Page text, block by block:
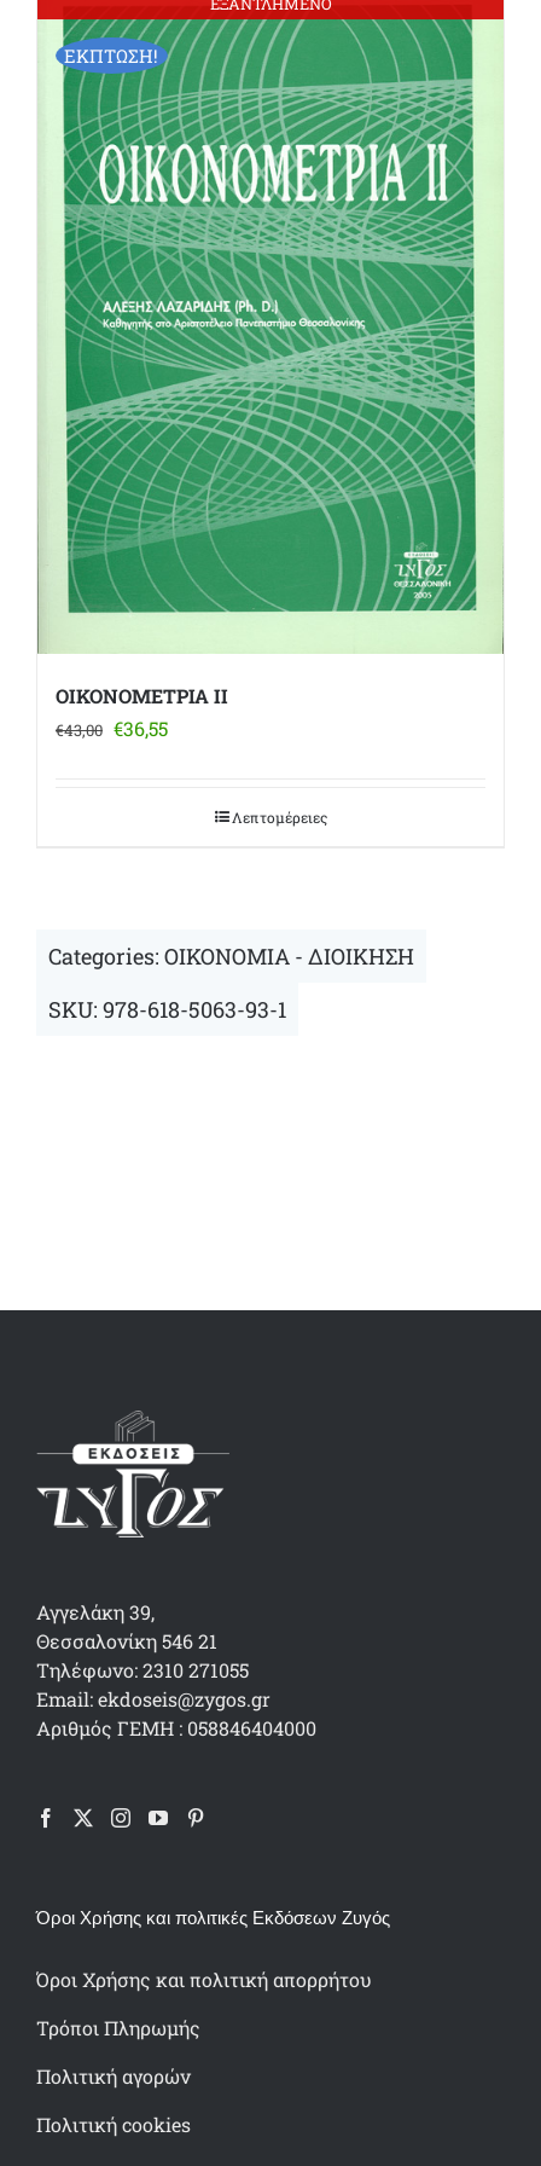
ΕΚΠΤΩΣΗ!
ΟΙΚΟΝΟΜΕΤΡΙΑ ΙΙ
€43,00 Original
€36,55Η
Λεπτομέρειες
Categories: ΟΙΚΟΝΟΜΙΑ - ΔΙΟΙΚΗΣΗ
SKU: 978-618-5063-93-1
Αγγελάκη 39,
Θεσσαλονίκη 546 21
Τηλέφωνο: 2310 271055
Email: ekdoseis@zygos.gr
Αριθμός ΓΕΜΗ : 058846404000
Όροι Χρήσης και πολιτικές Εκδόσεων Ζυγός
Όροι Χρήσης και πολιτική απορρήτου
Τρόποι Πληρωμής
Πολιτική αγορών
Πολιτική cookies